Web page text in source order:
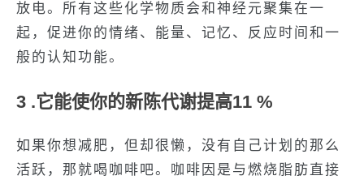
放电。所有这些化学物质会和神经元聚集在一
起，促进你的情绪、能量、记忆、反应时间和一
般的认知功能。
3 .它能使你的新陈代谢提高11 %
如果你想减肥，但却很懒，没有自己计划的那么
活跃，那就喝咖啡吧。咖啡因是与燃烧脂肪直接